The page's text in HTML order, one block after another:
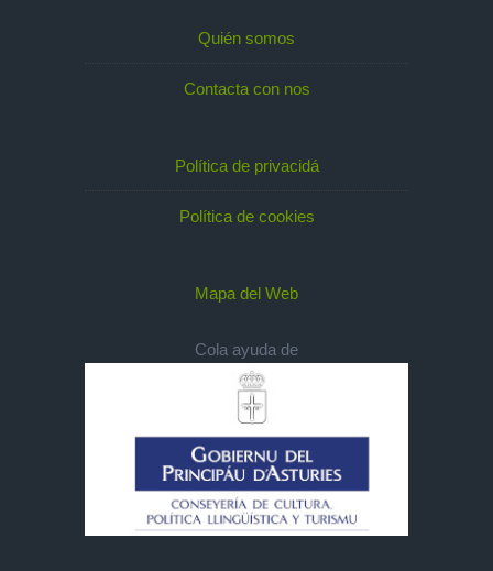
Quién somos
Contacta con nos
Política de privacidá
Política de cookies
Mapa del Web
Cola ayuda de